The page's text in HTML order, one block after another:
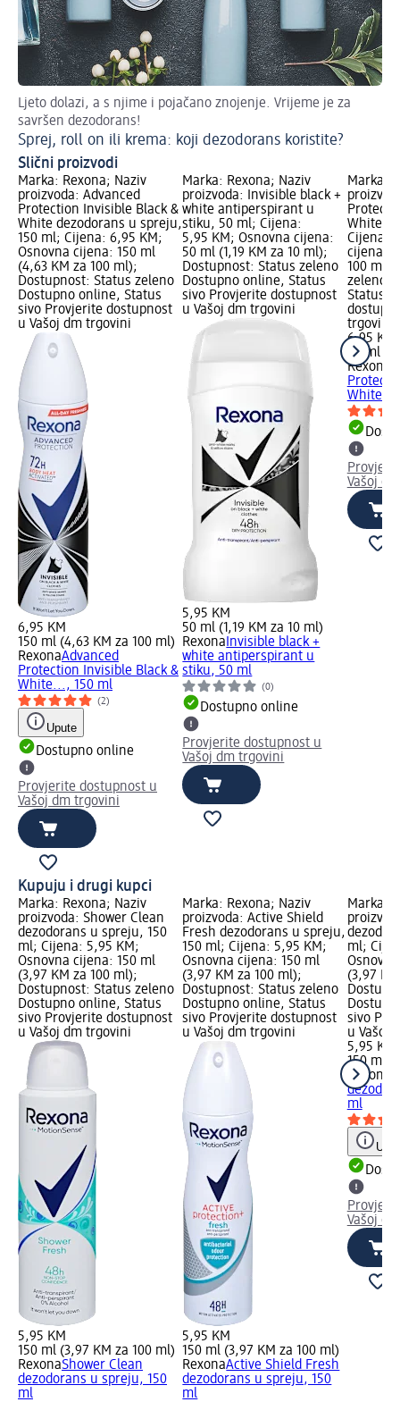
Ljeto dolazi, a s njime i pojačano znojenje. Vrijeme je za
savršen dezodorans!
Sprej, roll on ili krema: koji dezodorans koristite?
Slični proizvodi
Marka: Rexona; Naziv
proizvoda: Advanced
Protection Invisible Black &
White dezodorans u spreju,
150 ml; Cijena: 6,95 KM;
Osnovna cijena: 150 ml
(4,63 KM za 100 ml);
Dostupnost: Status zeleno
Dostupno online, Status
sivo Provjerite dostupnost
u Vašoj dm trgovini
6,95 KM
150 ml (4,63 KM za 100 ml)
RexonaAdvanced
Protection Invisible Black &
White..., 150 ml
(2)
Upute
Dostupno online
Provjerite dostupnost u
Vašoj dm trgovini
Marka: Rexona; Naziv
proizvoda: Invisible black +
white antiperspirant u
stiku, 50 ml; Cijena:
5,95 KM; Osnovna cijena:
50 ml (1,19 KM za 10 ml);
Dostupnost: Status zeleno
Dostupno online, Status
sivo Provjerite dostupnost
u Vašoj dm trgovini
5,95 KM
50 ml (1,19 KM za 10 ml)
Rexona Invisible black +
white antiperspirant u
stiku, 50 ml
(0)
Dostupno online
Provjerite dostupnost u
Vašoj dm trgovini
Marka:
White
Cijena:
cijena:
100 ml);
zeleno
Status
trgovini
6,95 KM
50 ml
Rexona
White
Vašoj
Kupuju i drugi kupci
Marka: Rexona; Naziv
proizvoda: Shower Clean
dezodorans u spreju, 150
ml; Cijena: 5,95 KM;
Osnovna cijena: 150 ml
(3,97 KM za 100 ml);
Dostupnost: Status zeleno
Dostupno online, Status
sivo Provjerite dostupnost
u Vašoj dm trgovini
5,95 KM
150 ml (3,97 KM za 100 ml)
RexonaShower Clean
dezodorans u spreju, 150
ml
Marka: Rexona; Naziv
proizvoda: Active Shield
Fresh dezodorans u spreju,
150 ml; Cijena: 5,95 KM;
Osnovna cijena: 150 ml
(3,97 KM za 100 ml);
Dostupnost: Status zeleno
Dostupno online, Status
sivo Provjerite dostupnost
u Vašoj dm trgovini
5,95 KM
150 ml (3,97 KM za 100 ml)
RexonaActive Shield Fresh
dezodorans u spreju, 150
ml
Marka:
ml;
(3,97
sivo
u Vašoj
5,95 KM
150 ml
Rexona
ml
Vašoj